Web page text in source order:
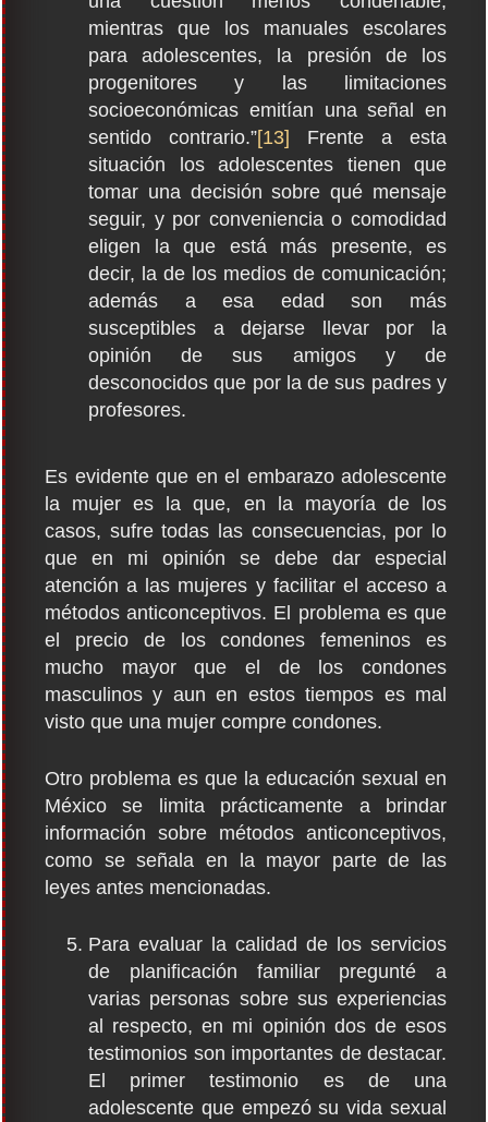
mientras que los manuales escolares
para adolescentes, la presión de los
progenitores y las limitaciones
socioeconómicas emitían una señal en
sentido contrario.”[13] Frente a esta
situación los adolescentes tienen que
tomar una decisión sobre qué mensaje
seguir, y por conveniencia o comodidad
eligen la que está más presente, es
decir, la de los medios de comunicación;
además a esa edad son más
susceptibles a dejarse llevar por la
opinión de sus amigos y de
desconocidos que por la de sus padres y
profesores.
Es evidente que en el embarazo adolescente
la mujer es la que, en la mayoría de los
casos, sufre todas las consecuencias, por lo
que en mi opinión se debe dar especial
atención a las mujeres y facilitar el acceso a
métodos anticonceptivos. El problema es que
el precio de los condones femeninos es
mucho mayor que el de los condones
masculinos y aun en estos tiempos es mal
visto que una mujer compre condones.
Otro problema es que la educación sexual en
México se limita prácticamente a brindar
información sobre métodos anticonceptivos,
como se señala en la mayor parte de las
leyes antes mencionadas.
Para evaluar la calidad de los servicios
de planificación familiar pregunté a
varias personas sobre sus experiencias
al respecto, en mi opinión dos de esos
testimonios son importantes de destacar.
El primer testimonio es de una
adolescente que empezó su vida sexual